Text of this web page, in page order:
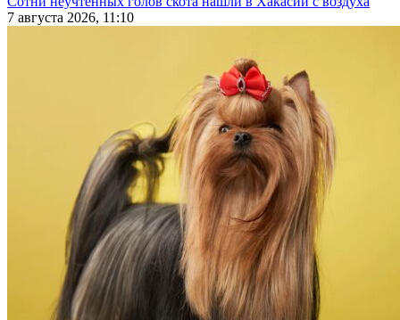
7 августа 2026, 11:10